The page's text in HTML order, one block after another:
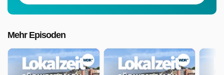
Mehr Episoden